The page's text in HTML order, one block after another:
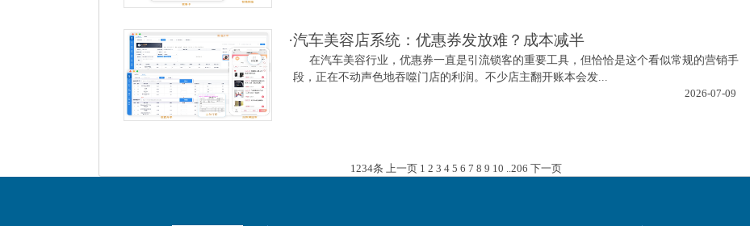
·汽车美容店系统：优惠券发放难？成本减半
在汽车美容行业，优惠券一直是引流锁客的重要工具，但恰恰是这个看似常规的营销手
段，正在不动声色地吞噬门店的利润。不少店主翻开账本会发...
2026-07-09
1234条 上一页 1 2 3 4 5 6 7 8 9 10 ..206 下一页